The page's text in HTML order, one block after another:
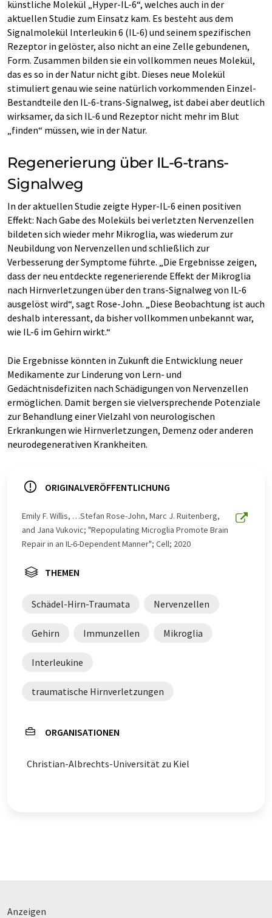
künstliche Molekül „Hyper-IL-6“, welches auch in der
aktuellen Studie zum Einsatz kam. Es besteht aus dem
Signalmolekül Interleukin 6 (IL-6) und seinem spezifischen
Rezeptor in gelöster, also nicht an eine Zelle gebundenen,
Form. Zusammen bilden sie ein vollkommen neues Molekül,
das es so in der Natur nicht gibt. Dieses neue Molekül
stimuliert genau wie seine natürlich vorkommenden Einzel-
Bestandteile den IL-6-trans-Signalweg, ist dabei aber deutlich
wirksamer, da sich IL-6 und Rezeptor nicht mehr im Blut
„finden“ müssen, wie in der Natur.
Regenerierung über IL-6-trans-
Signalweg
In der aktuellen Studie zeigte Hyper-IL-6 einen positiven
Effekt: Nach Gabe des Moleküls bei verletzten Nervenzellen
bildeten sich wieder mehr Mikroglia, was wiederum zur
Neubildung von Nervenzellen und schließlich zur
Verbesserung der Symptome führte. „Die Ergebnisse zeigen,
dass der neu entdeckte regenerierende Effekt der Mikroglia
nach Hirnverletzungen über den trans-Signalweg von IL-6
ausgelöst wird“, sagt Rose-John. „Diese Beobachtung ist auch
deshalb interessant, da bisher vollkommen unbekannt war,
wie IL-6 im Gehirn wirkt.“
Die Ergebnisse könnten in Zukunft die Entwicklung neuer
Medikamente zur Linderung von Lern- und
Gedächtnisdefiziten nach Schädigungen von Nervenzellen
ermöglichen. Damit bergen sie vielversprechende Potenziale
zur Behandlung einer Vielzahl von neurologischen
Erkrankungen wie Hirnverletzungen, Demenz oder anderen
neurodegenerativen Krankheiten.
ORIGINALVERÖFFENTLICHUNG
Emily F. Willis, …Stefan Rose-John, Marc J. Ruitenberg,
and Jana Vukovic; "Repopulating Microglia Promote Brain
Repair in an IL-6-Dependent Manner"; Cell; 2020
THEMEN
Schädel-Hirn-Traumata Nervenzellen
Gehirn Immunzellen Mikroglia
Interleukine
traumatische Hirnverletzungen
ORGANISATIONEN
Christian-Albrechts-Universität zu Kiel
Anzeigen